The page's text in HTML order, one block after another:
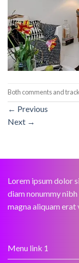
Both comments and
← Previous
Next →
Lorem ipsum dolor
diam nonummy
magna aliquam
Menu link 1